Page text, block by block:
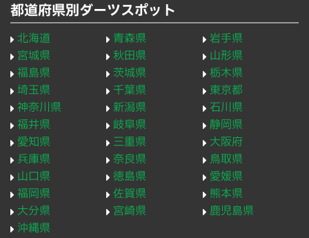
都道府県別ダーツスポット
北海道 青森県
岩手県
宮城県
秋田県
山形県
福島県
茨城県
栃木県
埼玉県
千葉県
東京都
神奈川県
新潟県
石川県
福井県
岐阜県
静岡県
愛知県
三重県
大阪府
兵庫県
奈良県
鳥取県
山口県
徳島県
愛媛県
福岡県
佐賀県
熊本県
大分県
宮崎県
鹿児島県
沖縄県